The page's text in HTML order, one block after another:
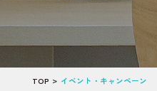
TOP イベント・キャンペーン